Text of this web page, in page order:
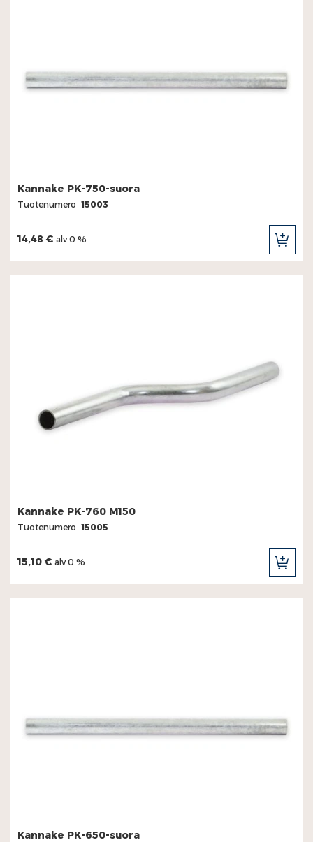
Kannake PK-750-suora
Tuotenumero 15003
14,48 € alv 0 %
Kannake PK-760 M150
Tuotenumero 15005
15,10 € alv 0 %
Kannake PK-650-suora